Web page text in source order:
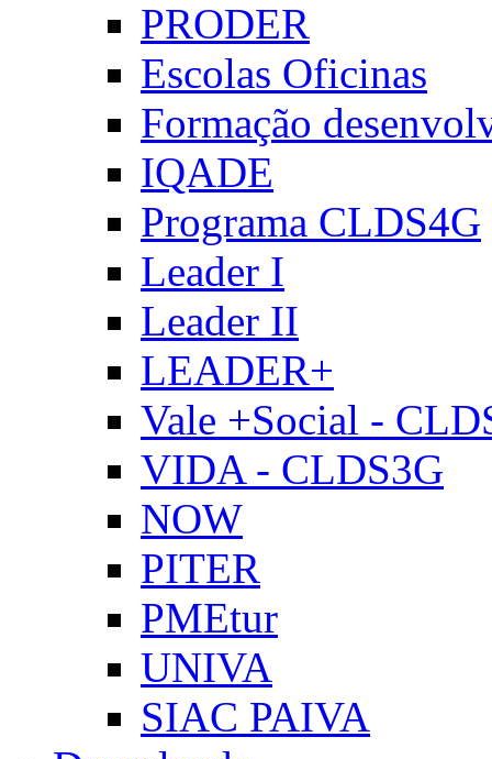
PRODER
Escolas Oficinas
Formação
IQADE
Programa CLDS4G
Leader I
Leader II
LEADER+
Vale +Social -
VIDA - CLDS3G
NOW
PITER
PMEtur
UNIVA
SIAC PAIVA